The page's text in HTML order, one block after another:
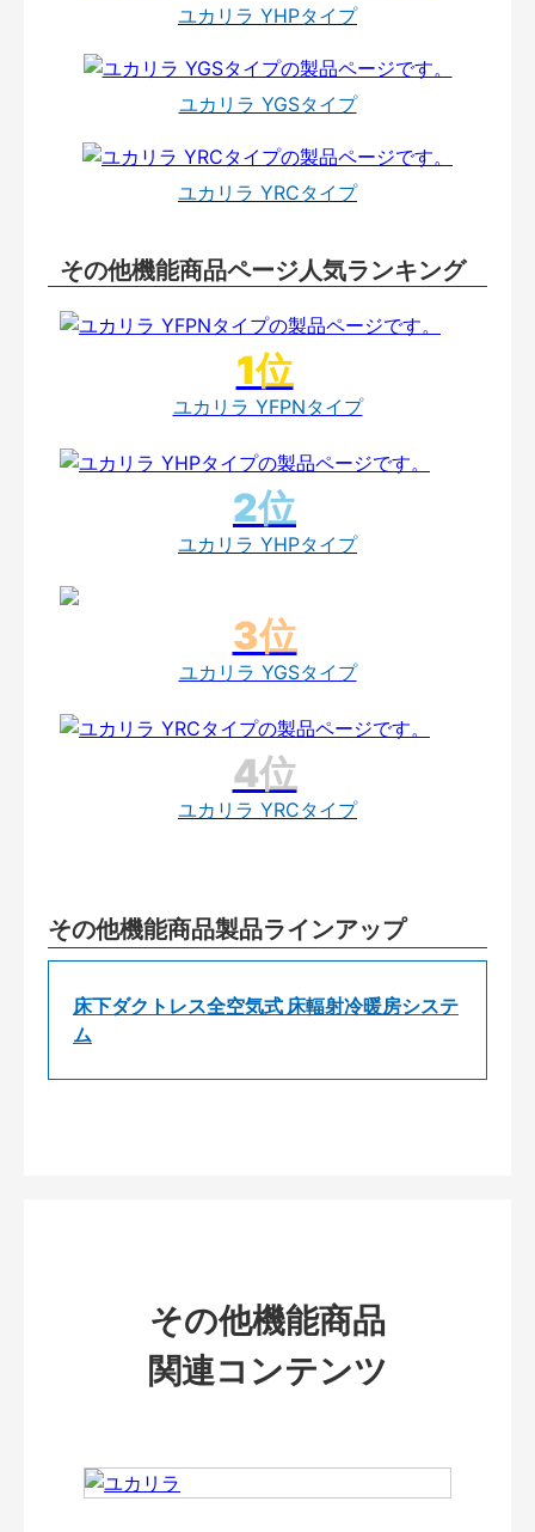
ユカリラ YHPタイプ
ユカリラ YGSタイプ
ユカリラ YRCタイプ
その他機能商品ページ人気ランキング
ユカリラ YFPNタイプ
ユカリラ YHPタイプ
ユカリラ YGSタイプ
ユカリラ YRCタイプ
その他機能商品製品ラインアップ
床下ダクトレス全空気式 床輻射冷暖房システ
ム
その他機能商品
関連コンテンツ